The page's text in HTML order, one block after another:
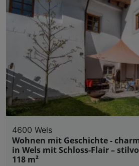
4600 Wels
Wohnen mit Geschichte -
in Wels mit Schloss-Flair –
118 m²